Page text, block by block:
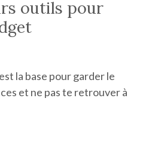
outils pour
la base pour garder le
et ne pas te retrouver à